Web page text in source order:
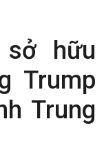
hữu
Trump
Trung